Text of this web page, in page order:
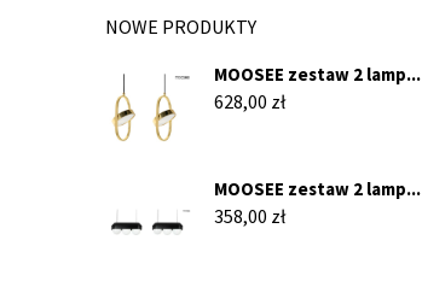
NOWE PRODUKTY
MOOSEE zestaw 2 lamp...
Cena
628,00 zł
MOOSEE zestaw 2 lamp...
Cena
358,00 zł